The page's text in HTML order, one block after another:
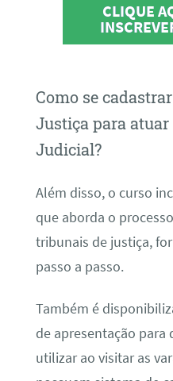
CLIQUE
Como se
Justiça para
Judicial?
Além disso, o curso
que aborda o
tribunais de justiça,
passo a passo.
Também é
de apresentação para
utilizar ao visitar as